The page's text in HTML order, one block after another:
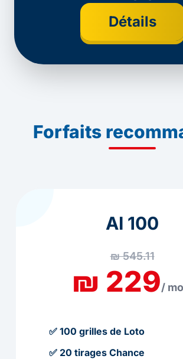
Détails
Forfaits
AI 100
₪ 545.11
₪ 229/
✅ 100 grilles de Loto
✅ 20 tirages Chance